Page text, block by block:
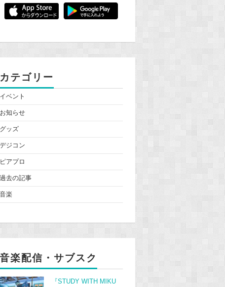
カテゴリー
イベント
お知らせ
グッズ
デジコン
ピアプロ
過去の記事
音楽
音楽配信・サブスク
『STUDY WITH MIKU